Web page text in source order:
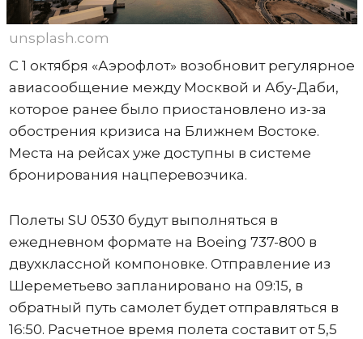
unsplash.com
С 1 октября «Аэрофлот» возобновит регулярное
авиасообщение между Москвой и Абу-Даби,
которое ранее было приостановлено из-за
обострения кризиса на Ближнем Востоке.
Места на рейсах уже доступны в системе
бронирования нацперевозчика.
Полеты SU 0530 будут выполняться в
ежедневном формате на Boeing 737-800 в
двухклассной компоновке. Отправление из
Шереметьево запланировано на 09:15, в
обратный путь самолет будет отправляться в
16:50. Расчетное время полета составит от 5,5